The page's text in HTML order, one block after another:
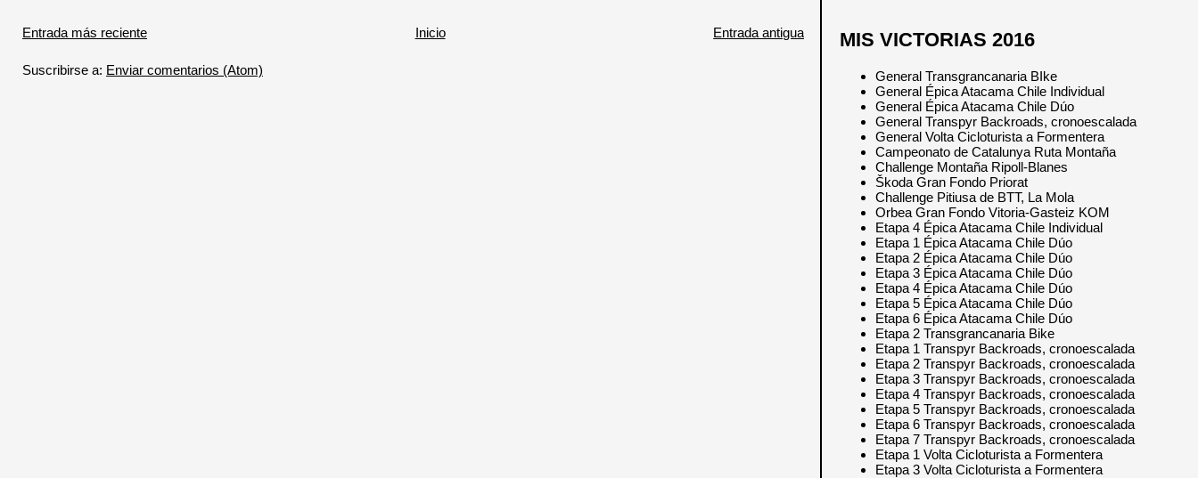
Entrada más reciente Entrada antigua
Inicio
Suscribirse a: Enviar comentarios (Atom)
MIS VICTORIAS 2016
General Transgrancanaria BIke
General Épica Atacama Chile Individual
General Épica Atacama Chile Dúo
General Transpyr Backroads, cronoescalada
General Volta Cicloturista a Formentera
Campeonato de Catalunya Ruta Montaña
Challenge Montaña Ripoll-Blanes
Škoda Gran Fondo Priorat
Challenge Pitiusa de BTT, La Mola
Orbea Gran Fondo Vitoria-Gasteiz KOM
Etapa 4 Épica Atacama Chile Individual
Etapa 1 Épica Atacama Chile Dúo
Etapa 2 Épica Atacama Chile Dúo
Etapa 3 Épica Atacama Chile Dúo
Etapa 4 Épica Atacama Chile Dúo
Etapa 5 Épica Atacama Chile Dúo
Etapa 6 Épica Atacama Chile Dúo
Etapa 2 Transgrancanaria Bike
Etapa 1 Transpyr Backroads, cronoescalada
Etapa 2 Transpyr Backroads, cronoescalada
Etapa 3 Transpyr Backroads, cronoescalada
Etapa 4 Transpyr Backroads, cronoescalada
Etapa 5 Transpyr Backroads, cronoescalada
Etapa 6 Transpyr Backroads, cronoescalada
Etapa 7 Transpyr Backroads, cronoescalada
Etapa 1 Volta Cicloturista a Formentera
Etapa 3 Volta Cicloturista a Formentera